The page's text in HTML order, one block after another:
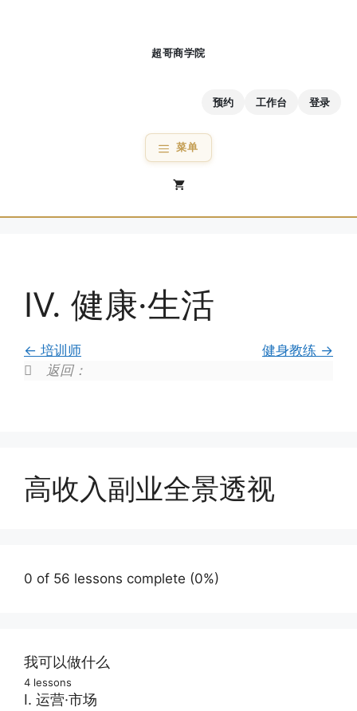
预约 工作台 登录
菜单
IV. 健康·生活
培训师
健身教练
返回：
高收入副业全景透视
0 of 56 lessons complete (0%)
我可以做什么
找到最好的方向
4 lessons
I. 运营·市场